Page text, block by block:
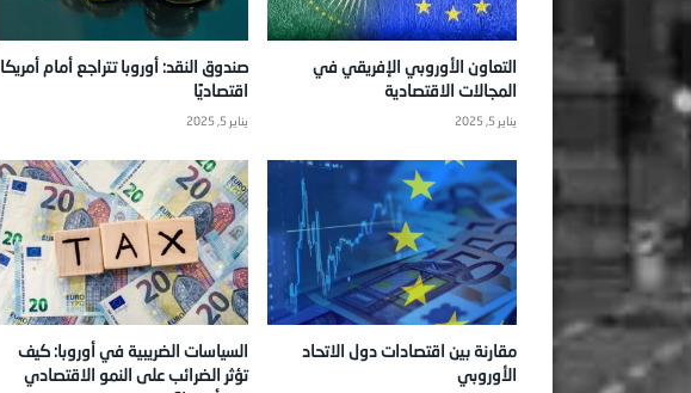
التعاون الأوروبي الإفريقي في
المجالات الاقتصادية
يناير 5, 2025
صندوق النقد: أوروبا تتراجع أمام أمريكا
اقتصاديًا
يناير 5, 2025
مقارنة بين اقتصادات دول الاتحاد
الأوروبي
السياسات الضريبية في أوروبا: كيف
تؤثر الضرائب على النمو الاقتصادي